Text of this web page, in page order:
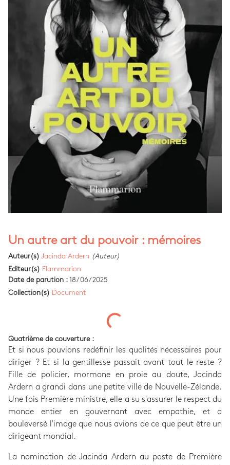
Un autre art du pouvoir : mémoires
Auteur(s) Jacinda Ardern (Auteur)
Editeur(s) Flammarion
Date de parution : 18/06/2025
Collection(s)
Document
Quatrième de couverture :
Et si nous pouvions redéfinir les qualités nécessaires pour
diriger ? Et si la gentillesse passait avant tout le reste ?
Fille de policier, mormone en proie au doute, Jacinda
Ardern a grandi dans une petite ville de Nouvelle-Zélande.
Une fois Première ministre, elle a su s'assurer le respect du
monde entier en gouvernant avec empathie, et a
bouleversé l'image que nous avions de ce que peut être un
dirigeant mondial.
La nomination de Jacinda Ardern au poste de Première